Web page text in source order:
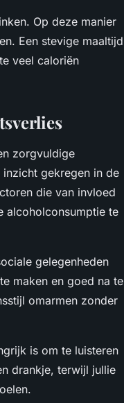
Op deze manier
Een stevige maaltijd
veel caloriën
zorgvuldige
gekregen in de
die van invloed
alcoholconsumptie te
gelegenheden
maken en goed na te
omarmen zonder
is om te luisteren
drankje, terwijl jullie